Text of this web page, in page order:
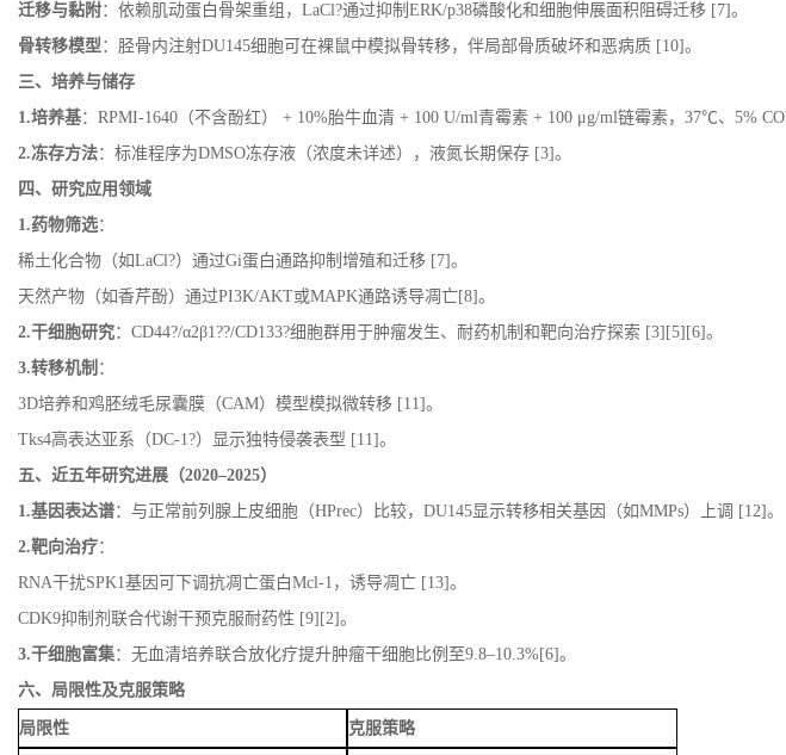
迁移与黏附：依赖肌动蛋白骨架重组， LaCl?通过抑制 ERK/p38磷酸化和细胞伸展面积阻碍迁移 [7]。
骨转移模型：胫骨内注射DU145细胞可在裸鼠中模拟骨转移，伴局部骨质破坏和恶病质 [10]。
三、培养与储存
1.培养基： RPMI-1640 （不含酚红） + 10%胎牛血清 + 100 U/ml青霉素 + 100 μg/ml链霉素， 37℃、 5%
2.冻存方法：标准程序为DMSO冻存液（浓度未详述），液氮长期保存 [3]。
四、研究应用领域
1.药物筛选：
稀土化合物（如LaCl?）通过Gi蛋白通路抑制增殖和迁移 [7]。
天然产物（如香芹酚）通过PI3K/AKT或MAPK通路诱导凋亡[8]。
2.干细胞研究： CD44?/α2β1??/CD133?细胞群用于肿瘤发生、耐药机制和靶向治疗探索 [3][5][6]。
3.转移机制 ：
3D培养和鸡胚绒毛尿囊膜（CAM）模型模拟微转移 [11]。
Tks4高表达亚系（DC-1?）显示独特侵袭表型 [11]。
五、近五年研究进展（2020–2025）
1.基因表达谱：与正常前列腺上皮细胞（HPrec）比较， DU145显示转移相关基因（如MMPs）上调 [12]。
2.靶向治疗：
RNA干扰SPK1基因可下调抗凋亡蛋白Mcl-1 ，诱导凋亡 [13]。
CDK9抑制剂联合代谢干预克服耐药性 [9][2]。
3.干细胞富集：无血清培养联合放化疗提升肿瘤干细胞比例至9.8–10.3%[6]。
六、局限性及克服策略
局限性 克服策略